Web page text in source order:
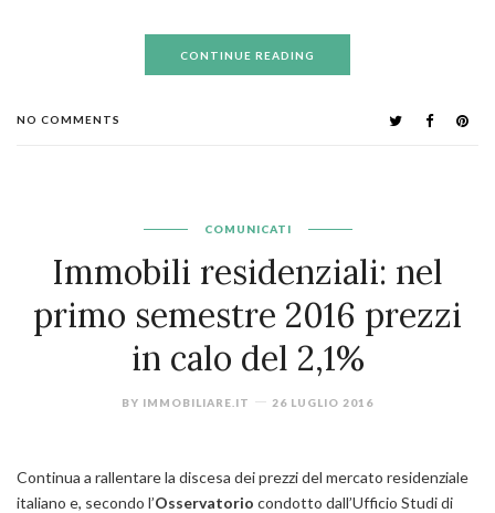
CONTINUE READING
NO COMMENTS
COMUNICATI
Immobili residenziali: nel
primo semestre 2016 prezzi
in calo del 2,1%
BY IMMOBILIARE.IT 26 LUGLIO 2016
Continua a rallentare la discesa dei prezzi del mercato residenziale
italiano e, secondo l’Osservatorio condotto dall’Ufficio Studi di